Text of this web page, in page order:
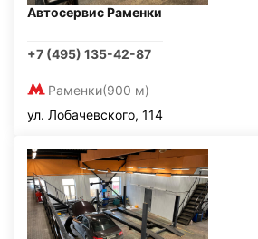
Автосервис Раменки
+7 (495) 135-42-87
Раменки(900 м)
ул. Лобачевского, 114